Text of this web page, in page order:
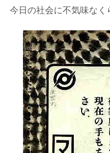
今日の社会に不気味なく